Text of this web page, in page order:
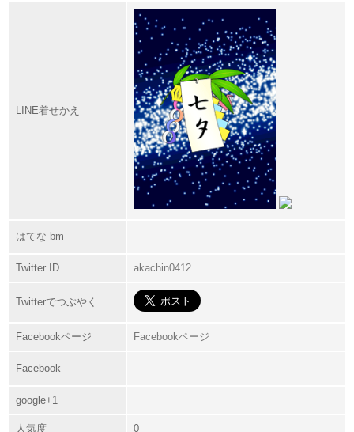
LINE着せかえ
はてな bm
Twitter ID akachin0412
Twitterでつぶやく
Facebookページ Facebookページ
Facebook
google+1
人気度 0